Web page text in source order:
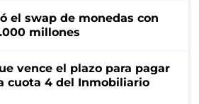
el swap de monedas con
millones
vence el plazo para pagar
cuota 4 del Inmobiliario